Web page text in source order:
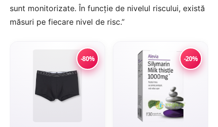
sunt monitorizate. În funcție de nivelul riscului, există
măsuri pe fiecare nivel de risc.”
-80% -20%